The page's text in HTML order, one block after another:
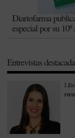
Diariofarma
especial por su
Entrevistas